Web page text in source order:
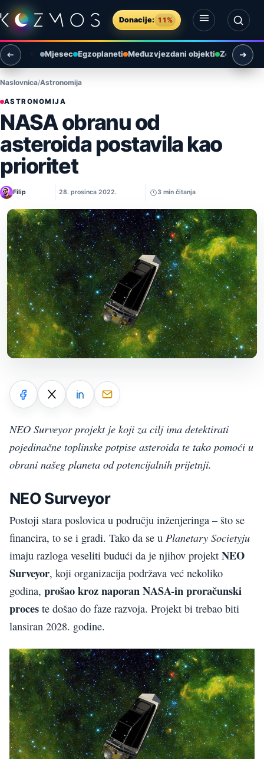
Preskoči na sadržaj
Donacije: 11%
Otvori izbornik
Otvori pretragu
Mjesec Egzoplaneti Međuzvjezdani objekti Zemlja i
Naslovnica Astronomija
ASTRONOMIJA
NASA obranu od
asteroida postavila kao
prioritet
Filip 28. prosinca 2022. 3 min čitanja
NEO Surveyor projekt je koji za cilj ima detektirati
pojedinačne toplinske potpise asteroida te tako pomoći u
obrani našeg planeta od potencijalnih prijetnji.
NEO Surveyor
Postoji stara poslovica u području inženjeringa – što se
financira, to se i gradi. Tako da se u Planetary Societyju
imaju razloga veseliti budući da je njihov projekt NEO
Surveyor, koji organizacija podržava već nekoliko
godina, prošao kroz naporan NASA-in proračunski
proces te došao do faze razvoja. Projekt bi trebao biti
lansiran 2028. godine.